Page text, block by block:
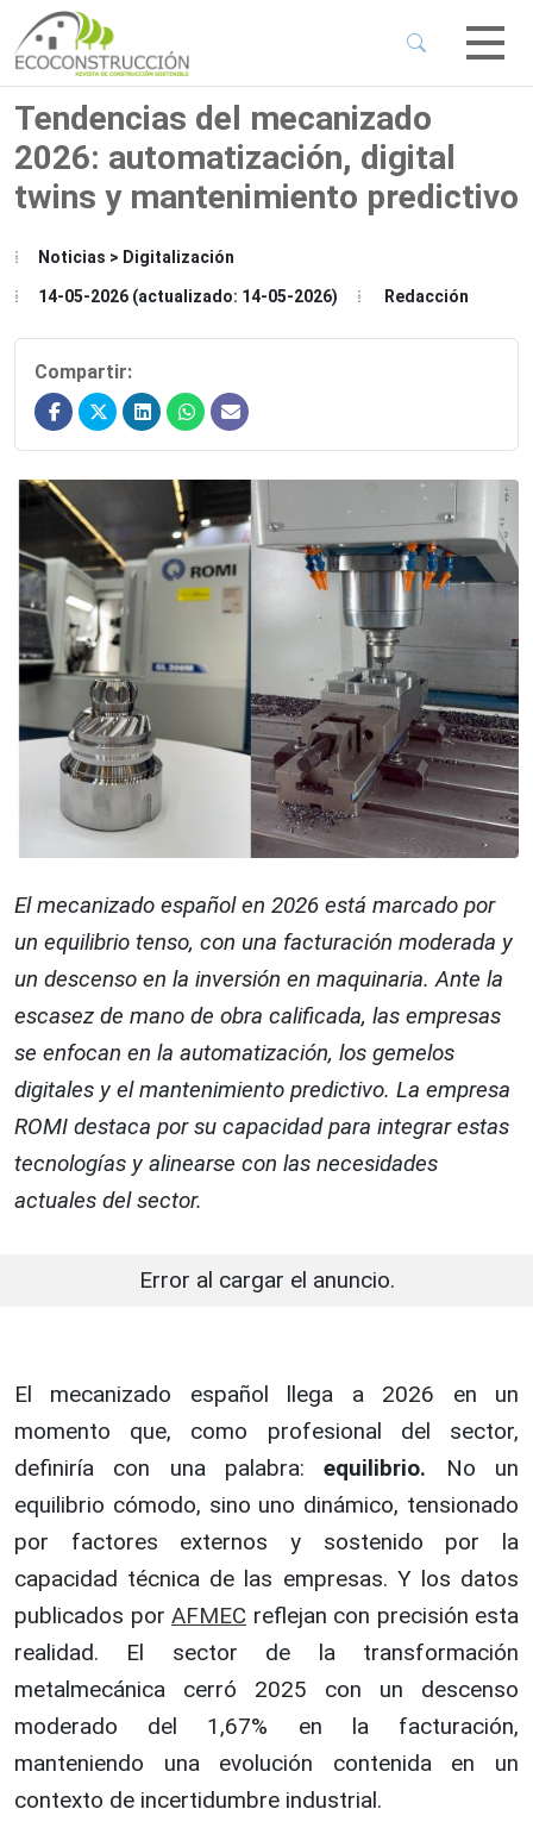
Menu
Menu
Tendencias del mecanizado
2026: automatización, digital
twins y mantenimiento predictivo
Noticias > Digitalización
14-05-2026 (actualizado: 14-05-2026) Redacción
Compartir:
El mecanizado español en 2026 está marcado por
un equilibrio tenso, con una facturación moderada y
un descenso en la inversión en maquinaria. Ante la
escasez de mano de obra calificada, las empresas
se enfocan en la automatización, los gemelos
digitales y el mantenimiento predictivo. La empresa
ROMI destaca por su capacidad para integrar estas
tecnologías y alinearse con las necesidades
actuales del sector.
Error al cargar el anuncio.
El mecanizado español llega a 2026 en un
momento que, como profesional del sector,
definiría con una palabra:equilibrio. No un
equilibrio cómodo, sino uno dinámico, tensionado
por factores externos y sostenido por la
capacidad técnica de las empresas. Y los datos
publicados por AFMEC reflejan con precisión esta
realidad. El sector de la transformación
metalmecánica cerró 2025 con un descenso
moderado del 1,67% en la facturación,
manteniendo una evolución contenida en un
contexto de incertidumbre industrial.